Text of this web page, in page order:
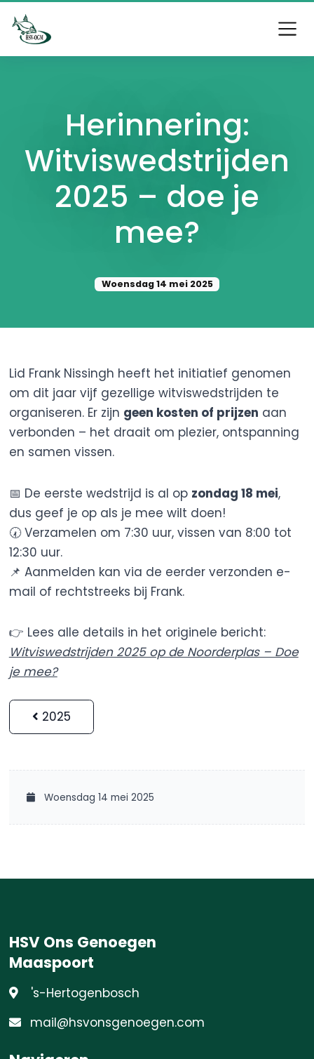
Herinnering:
Witviswedstrijden
2025 – doe je
mee?
Woensdag 14 mei 2025
Lid Frank Nissingh heeft het initiatief genomen
om dit jaar vijf gezellige witviswedstrijden te
organiseren. Er zijn geen kosten of prijzen aan
verbonden – het draait om plezier, ontspanning
en samen vissen.
📅 De eerste wedstrijd is al op zondag 18 mei,
dus geef je op als je mee wilt doen!
🕢 Verzamelen om 7:30 uur, vissen van 8:00 tot
12:30 uur.
📌 Aanmelden kan via de eerder verzonden e-
mail of rechtstreeks bij Frank.
👉 Lees alle details in het originele bericht:
Witviswedstrijden 2025 op de Noorderplas – Doe
je mee?
2025
Woensdag 14 mei 2025
HSV Ons Genoegen
Maaspoort
's-Hertogenbosch
mail@hsvonsgenoegen.com